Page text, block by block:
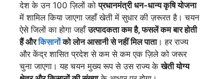
देश के उन 100 ज़िलों कोप्रधानमंत्री धन-धान्य कृषि योजना
में शामिल किया जाएगा जहाँ खेती में सुधार की ज़रूरत है। चयन
ऐसे जिलों का होगा जहाँउत्पादकता कम है, फसलें कम बार होती
हैं औरकिसानोंको लोन आसानी से नहीं मिल पाता। हर राज्य
और केंद्र शासित प्रदेश से कम से कम एक ज़िले को जरूर
चुना जाएगा। यह चयन मुख्य रूप से उस राज्य केखेती योग्य